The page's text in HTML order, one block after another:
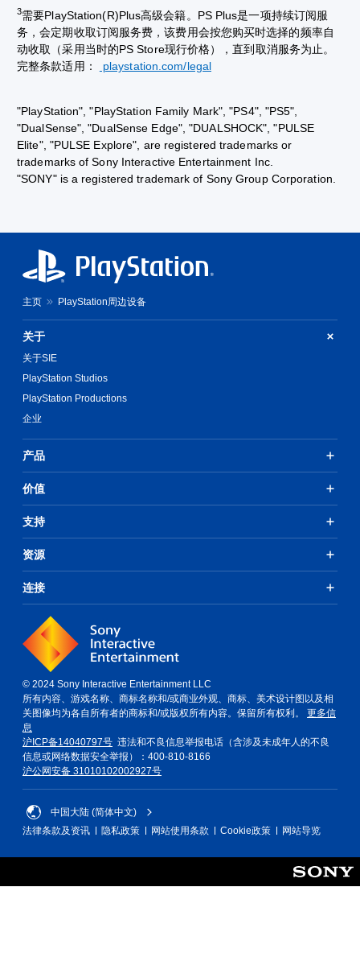
3需要PlayStation(R)Plus高级会籍。PS Plus是一项持续订阅服
务，会定期收取订阅服务费，该费用会按您购买时选择的频率自
动收取（采用当时的PS Store现行价格），直到取消服务为止。
完整条款适用：
playstation.com/legal
"PlayStation", "PlayStation Family Mark", "PS4", "PS5",
"DualSense", "DualSense Edge", "DUALSHOCK", "PULSE
Elite", "PULSE Explore", are registered trademarks or
trademarks of Sony Interactive Entertainment Inc.
"SONY" is a registered trademark of Sony Group Corporation.
主页 PlayStation周边设备
关于
关于SIE
PlayStation Studios
PlayStation Productions
企业
产品
价值
支持
资源
连接
© 2024 Sony Interactive Entertainment LLC
所有内容、游戏名称、商标名称和/或商业外观、商标、美术设计图以及相
关图像均为各自所有者的商标和/或版权所有内容。保留所有权利。 更多信
息
沪ICP备14040797号 违法和不良信息举报电话（含涉及未成年人的不良
信息或网络数据安全举报）：400-810-8166
沪公网安备 31010102002927号
中国大陆 (简体中文)
法律条款及资讯
隐私政策 网站使用条款 Cookie政策 网站导览